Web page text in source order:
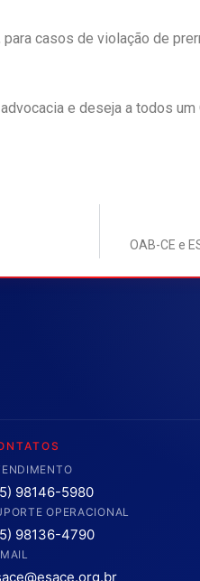
casos de violação de
e deseja a todos um
OAB-CE e
98146-5980
OPERACIONAL
98136-4790